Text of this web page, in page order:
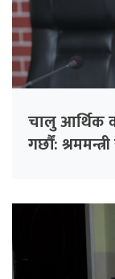
चालु आर्थिक
गर्छौं: